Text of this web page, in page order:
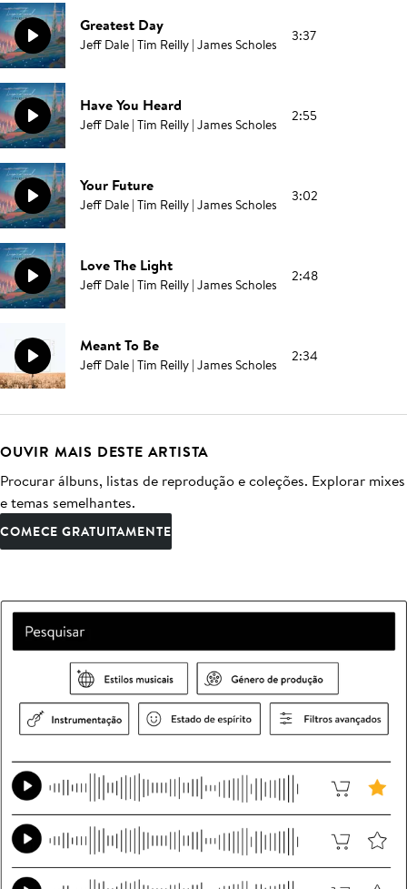
Greatest Day
Jeff Dale | Tim Reilly | James Scholes 3:37
Have You Heard
Jeff Dale | Tim Reilly | James Scholes 2:55
Your Future
Jeff Dale | Tim Reilly | James Scholes 3:02
Love The Light
Jeff Dale | Tim Reilly | James Scholes 2:48
Meant To Be
Jeff Dale | Tim Reilly | James Scholes 2:34
OUVIR MAIS DESTE ARTISTA
Procurar álbuns, listas de reprodução e coleções. Explorar mixes
e temas semelhantes.
COMECE GRATUITAMENTE